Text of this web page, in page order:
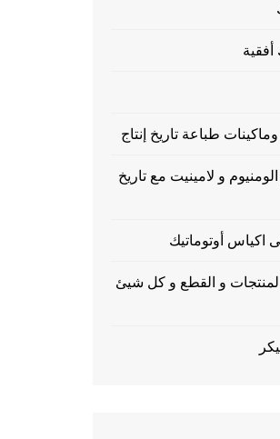
طباعة تاريخ إنتاج
و لامينيت مع تاريخ
اكياس أوتوماتيك
المنتجات و القطع و كل شيئ